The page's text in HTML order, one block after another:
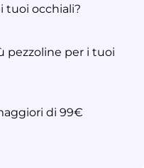
tuoi occhiali?
pezzoline per i tuoi
di 99€